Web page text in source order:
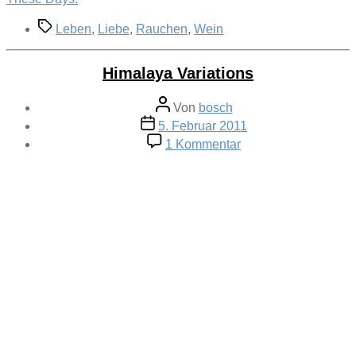
Schlagwörter
Leben, Liebe, Rauchen, Wein
Himalaya Variations
Beitragsautor
Von bosch
Veröffentlichungsdatum
5. Februar 2011
1 Kommentarzu
Himalaya